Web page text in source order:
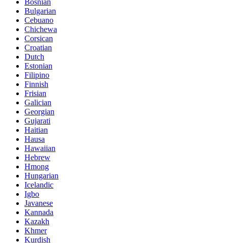
Bosnian
Bulgarian
Cebuano
Chichewa
Corsican
Croatian
Dutch
Estonian
Filipino
Finnish
Frisian
Galician
Georgian
Gujarati
Haitian
Hausa
Hawaiian
Hebrew
Hmong
Hungarian
Icelandic
Igbo
Javanese
Kannada
Kazakh
Khmer
Kurdish